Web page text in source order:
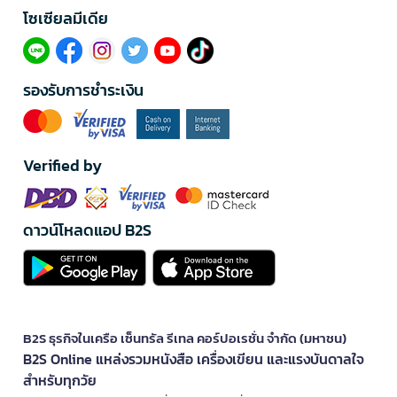
โซเซียลมีเดีย​
รองรับการชำระเงิน
Verified by
ดาวน์โหลดแอป B2S
B2S ธุรกิจในเครือ เซ็นทรัล รีเทล คอร์ปอเรชั่น จำกัด (มหาชน)
B2S Online แหล่งรวมหนังสือ เครื่องเขียน และแรงบันดาลใจ
สำหรับทุกวัย